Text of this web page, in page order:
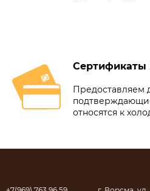
Сертификаты
Предоставляем
относятся к